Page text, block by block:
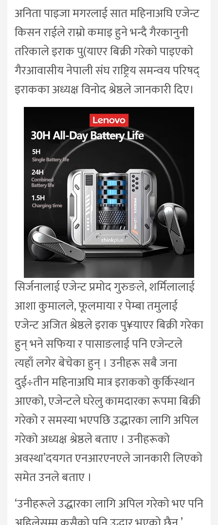
अनिता पाइजा मगरलाई सात महिनाअघि एजेन्ट
किसन राईले राम्रो कमाइ हुने भन्दै गैरकानुनी
तरिकाले इराक पु(याएर बिक्री गरेको पाइएको
गैरआवासीय नेपाली संघ राष्ट्रिय समन्वय परिषद्
इराकका अध्यक्ष विनोद श्रेष्ठले जानकारी दिए।
सिर्जनालाई एजेन्ट प्रमोद गुरुङले, शर्मिलालाई
आशा कुमालले, फूलमाया र पेम्बा तमुलाई
एजेन्ट अजित श्रेष्ठले इराक पु¥याएर बिक्री गरेका
हुन् भने सफिया र पासाङलाई पनि एजेन्टले
त्यहाँ लगेर बेचेका हुन् । उनीहरू सबै जना
दुई÷तीन महिनाअघि मात्र इराकको कुर्किस्थान
आएको, एजेन्टले घरेलु कामदारका रूपमा बिक्री
गरेको र समस्या भएपछि उद्धारका लागि अपिल
गरेको अध्यक्ष श्रेष्ठले बताए । उनीहरूको
अवस्था’दयगत एनआरएनएले जानकारी लिएको
समेत उनले बताए ।
‘उनीहरूले उद्धारका लागि अपिल गरेको भए पनि